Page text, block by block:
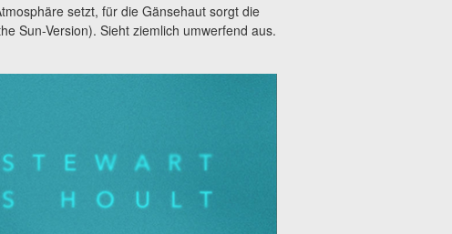
setzt, für die Gänsehaut sorgt die
Sun-Version). Sieht ziemlich umwerfend aus.